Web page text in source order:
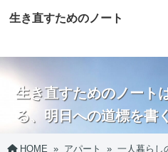
生き直すためのノート
生き直すためのノート
る、明日への道標を書
HOME » アパート » 一人暮らし